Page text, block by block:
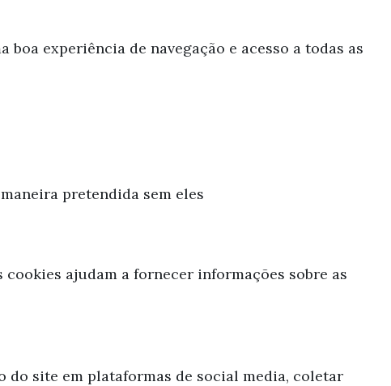
experiência de navegação e acesso a todas as
pretendida sem eles
ajudam a fornecer informações sobre as
site em plataformas de social media, coletar